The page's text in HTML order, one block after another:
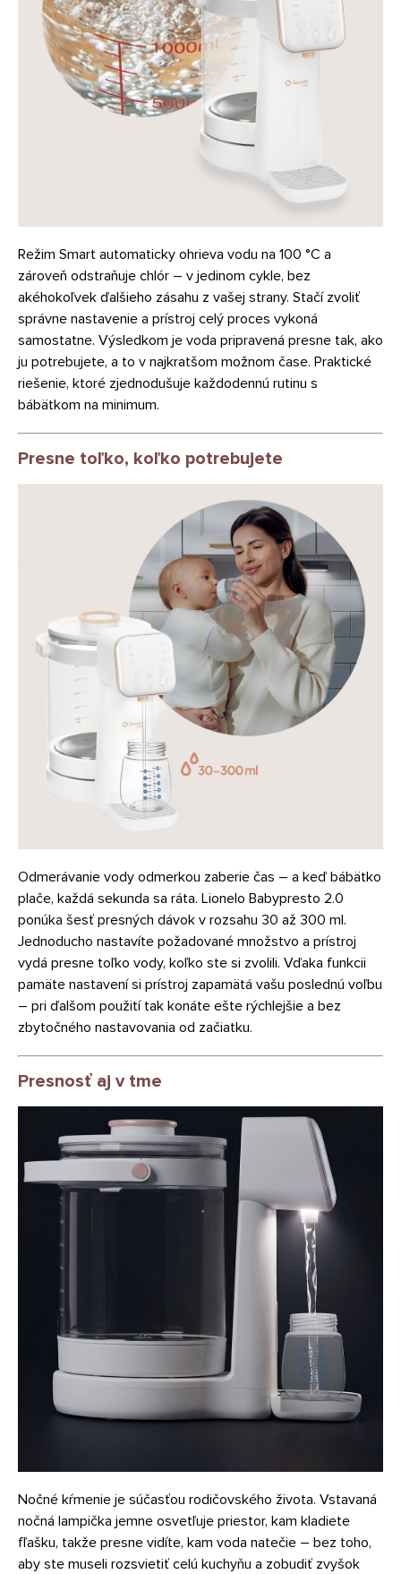
Režim Smart automaticky ohrieva vodu na 100 °C a
zároveň odstraňuje chlór – v jedinom cykle, bez
akéhokoľvek ďalšieho zásahu z vašej strany. Stačí zvoliť
správne nastavenie a prístroj celý proces vykoná
samostatne. Výsledkom je voda pripravená presne tak, ako
ju potrebujete, a to v najkratšom možnom čase. Praktické
riešenie, ktoré zjednodušuje každodennú rutinu s
bábätkom na minimum.
Presne toľko, koľko potrebujete
Odmerávanie vody odmerkou zaberie čas – a keď bábätko
plače, každá sekunda sa ráta. Lionelo Babypresto 2.0
ponúka šesť presných dávok v rozsahu 30 až 300 ml.
Jednoducho nastavíte požadované množstvo a prístroj
vydá presne toľko vody, koľko ste si zvolili. Vďaka funkcii
pamäte nastavení si prístroj zapamätá vašu poslednú voľbu
– pri ďalšom použití tak konáte ešte rýchlejšie a bez
zbytočného nastavovania od začiatku.
Presnosť aj v tme
Nočné kŕmenie je súčasťou rodičovského života. Vstavaná
nočná lampička jemne osvetľuje priestor, kam kladiete
fľašku, takže presne vidíte, kam voda natečie – bez toho,
aby ste museli rozsvietiť celú kuchyňu a zobudiť zvyšok